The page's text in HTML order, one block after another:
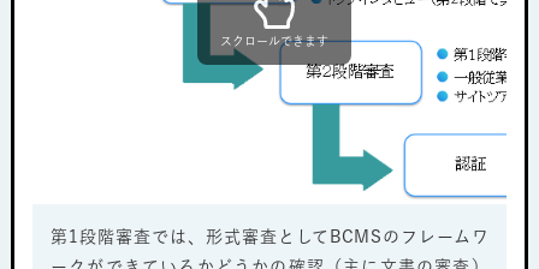
スクロールできます
第1段階審査では、形式審査としてBCMSのフレームワ